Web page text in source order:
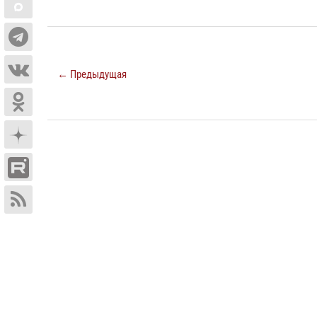
← Предыдущая